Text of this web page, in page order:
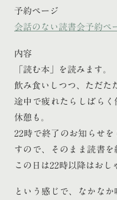
予約ページ
会話のない読書会予約ペ
内容
「読む本」を読みます。
飲み食いしつつ、ただた
途中で疲れたらしばら
休憩も。
22時で終了のお知らせを
すので、そのまま読書を
この日は22時以降はおし
という感じで、なかな